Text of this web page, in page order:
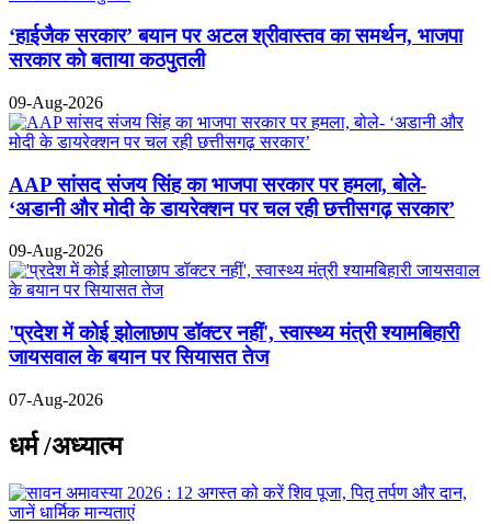
‘हाईजैक सरकार’ बयान पर अटल श्रीवास्तव का समर्थन, भाजपा
सरकार को बताया कठपुतली
09-Aug-2026
AAP सांसद संजय सिंह का भाजपा सरकार पर हमला, बोले-
‘अडानी और मोदी के डायरेक्शन पर चल रही छत्तीसगढ़ सरकार’
09-Aug-2026
'प्रदेश में कोई झोलाछाप डॉक्टर नहीं', स्वास्थ्य मंत्री श्यामबिहारी
जायसवाल के बयान पर सियासत तेज
07-Aug-2026
धर्म /अध्यात्म